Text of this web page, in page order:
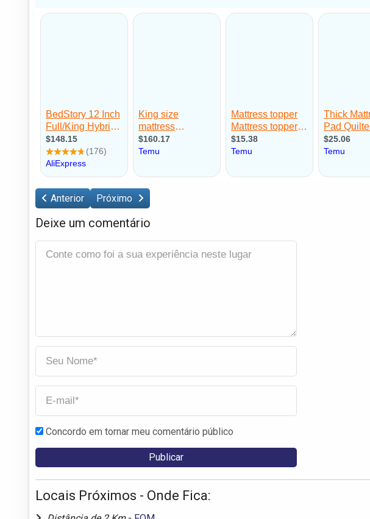
Anterior Próximo
Deixe um comentário
Concordo em tornar meu comentário público
Locais Próximos - Onde Fica: